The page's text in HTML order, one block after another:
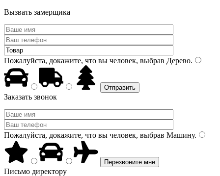
Вызвать замерщика
Пожалуйста, докажите, что вы человек, выбрав Дерево.
Заказать звонок
Пожалуйста, докажите, что вы человек, выбрав Машину.
Письмо директору